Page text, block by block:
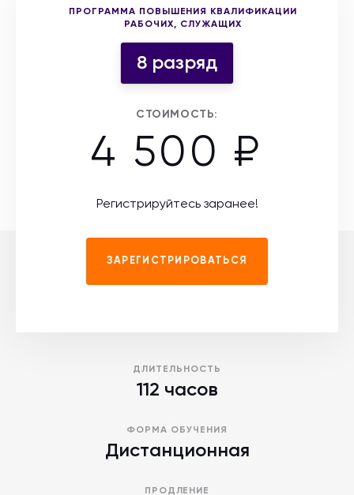
ПРОГРАММА ПОВЫШЕНИЯ КВАЛИФИКАЦИИ
РАБОЧИХ, СЛУЖАЩИХ
Выберите форму участия
8 разряд
СТОИМОСТЬ:
4 500 ₽
Регистрируйтесь заранее!
ЗАРЕГИСТРИРОВАТЬСЯ
ДЛИТЕЛЬНОСТЬ
112 часов
ФОРМА ОБУЧЕНИЯ
Дистанционная
ПРОДЛЕНИЕ